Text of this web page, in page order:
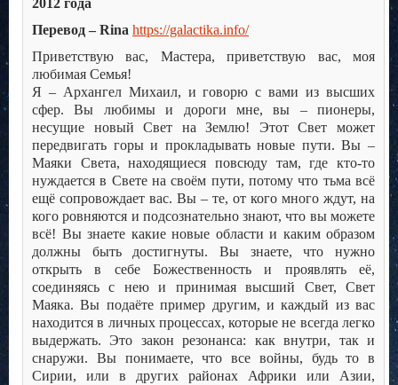
2012 года
Перевод – Rina https://galactika.info/
Приветствую вас, Мастера, приветствую вас, моя
любимая Семья!
Я – Архангел Михаил, и говорю с вами из высших
сфер. Вы любимы и дороги мне, вы – пионеры,
несущие новый Свет на Землю! Этот Свет может
передвигать горы и прокладывать новые пути. Вы –
Маяки Света, находящиеся повсюду там, где кто-то
нуждается в Свете на своём пути, потому что тьма всё
ещё сопровождает вас. Вы – те, от кого много ждут, на
кого ровняются и подсознательно знают, что вы можете
всё! Вы знаете какие новые области и каким образом
должны быть достигнуты. Вы знаете, что нужно
открыть в себе Божественность и проявлять её,
соединяясь с нею и принимая высший Свет, Свет
Маяка. Вы подаёте пример другим, и каждый из вас
находится в личных процессах, которые не всегда легко
выдержать. Это закон резонанса: как внутри, так и
снаружи. Вы понимаете, что все войны, будь то в
Сирии, или в других районах Африки или Азии,